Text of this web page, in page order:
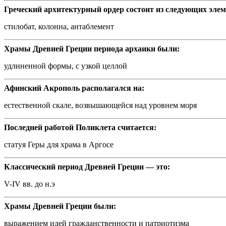
Греческий архитектурный ордер состоит из следующих
стилобат, колонна, антаблемент
Храмы Древней Греции периода архаики были:
удлиненной формы, с узкой целлой
Афинский Акрополь располагался на:
естественной скале, возвышающейся над уровнем моря
Последней работой Поликлета считается:
статуя Геры для храма в Аргосе
Классический период Древней Греции — это:
V-IV вв. до н.э
Храмы Древней Греции были:
выражением идей гражданственности и патриотизма